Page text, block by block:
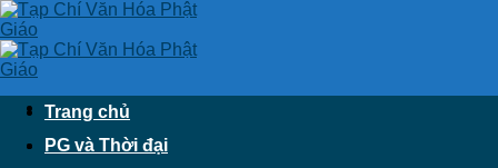
Skip
to
content
Trang chủ
PG và Thời đại